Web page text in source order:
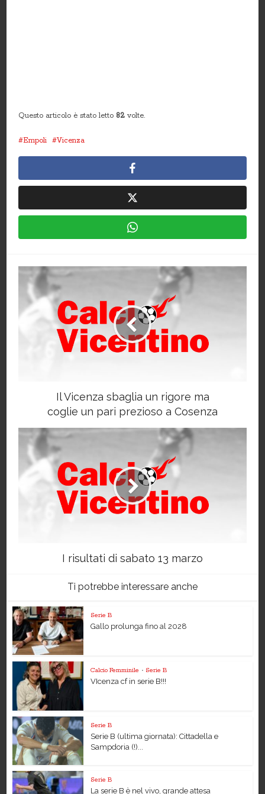
Questo articolo è stato letto 82 volte.
Empoli Vicenza
Il Vicenza sbaglia un rigore ma
coglie un pari prezioso a Cosenza
I risultati di sabato 13 marzo
Ti potrebbe interessare anche
Serie B
Gallo prolunga fino al 2028
Calcio Femminile • Serie B
VIcenza cf in serie B!!!
Serie B
Serie B (ultima giornata): Cittadella e
Sampdoria (!)...
Serie B
La serie B è nel vivo, grande attesa